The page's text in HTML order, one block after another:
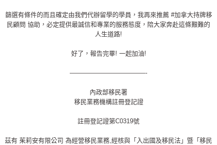
篩選有條件的而且確定由我們代辦留學的學員，我再來推薦 #加拿大持牌移
民顧問 協助，必定提供最誠信和專業的服務態度，陪大家奔赴這條艱難的
人生道路!
好了，報告完畢! 一起加油!
————————————-
內政部移民署
移民業務機構註冊登記證
註冊登記證第C0319號
茲有 茱莉安有限公司 為經營移民業務,經核與「入出國及移民法」曁「移民